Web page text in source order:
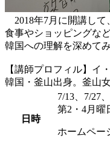
2018年7月に開講して
食事やショッピングな
韓国への理解を深めて
【講師プロフィル】イ
韓国・釜山出身。釜山
日時
7/13、7/27
第2・4月曜
ホームペー